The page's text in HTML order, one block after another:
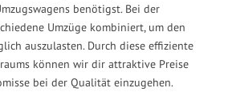
benötigst. Bei der
Umzüge kombiniert, um den
auszulasten. Durch diese effiziente
können wir dir attraktive Preise
bei der Qualität einzugehen.